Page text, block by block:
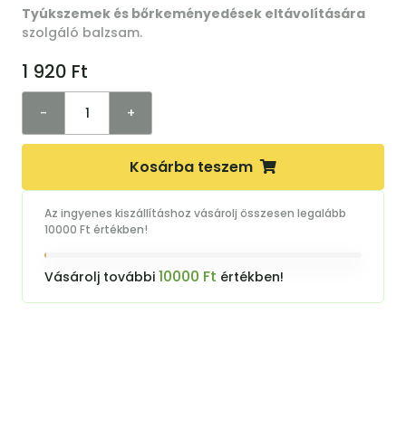
Tyúkszemek és bőrkeményedések eltávolítására
szolgáló balzsam.
1 920 Ft
- +
Kosárba teszem
Az ingyenes kiszállításhoz vásárolj összesen legalább
10000 Ft értékben!
Vásárolj további 10000 Ft értékben!